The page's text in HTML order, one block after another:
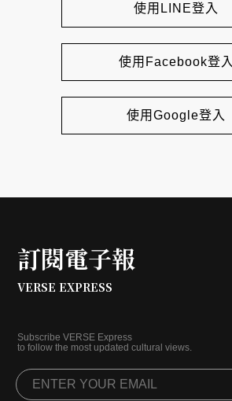
使用LINE登入
使用Facebook登入
使用Google登入
訂閱電子報
VERSE EXPRESS
Subscribe VERSE Express
to follow the most updated cultural views.